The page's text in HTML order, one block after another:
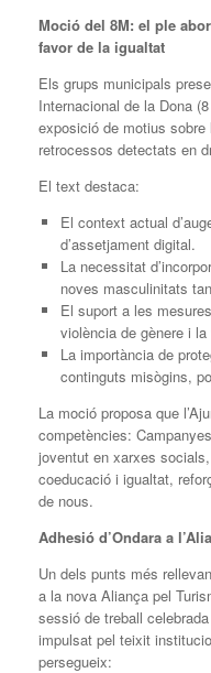
Moció del 8M: el ple
favor de la igualtat
Els grups municipals
Internacional de la Dona
exposició de motius
retrocessos detectats en
El text destaca:
El context actual
d’assetjament digital.
La necessitat
noves masculinitats
El suport a les
violència de gènere i
La importància de
continguts misògins,
La moció proposa que
competències:
joventut en xarxes
coeducació i igualtat,
de nous.
Adhesió d’Ondara a
Un dels punts més
a la nova Aliança pel
sessió de treball
impulsat pel teixit
persegueix: